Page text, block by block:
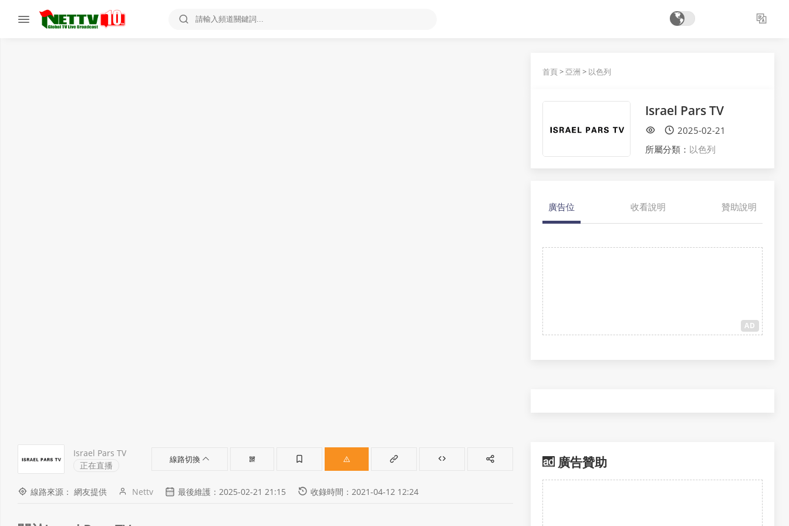
Israel Pars TV
正在直播
線路切換
線路來源： 網友提供 Nettv 最後維護：2025-02-21 21:15 收錄時間：2021-04-12 12:24
首頁>亞洲 > 以色列
Israel Pars TV
2025-02-21
所屬分類： 以色列
廣告位 收看說明 贊助說明
AD
廣告贊助